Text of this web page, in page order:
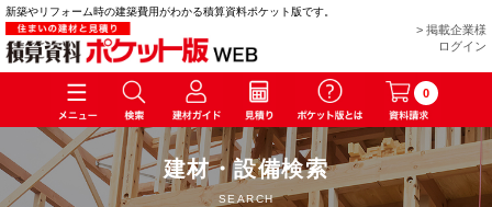
新築やリフォーム時の建築費用がわかる積算資料ポケット版です。
> 掲載企業様
ログイン
0
建材・設備検索
SEARCH